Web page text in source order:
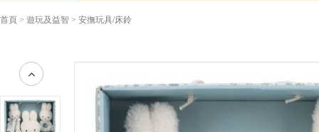
首頁 > 遊玩及益智 > 安撫玩具/床鈴